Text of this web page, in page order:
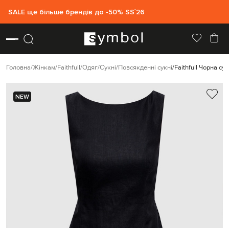
SALE ще більше брендів до -50% SS`26
Головна Жінкам Faithfull Одяг Сукні Повсякденні сукні Faithfull Чорна
NEW